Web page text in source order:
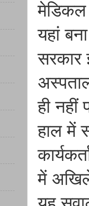
मेडिकल
यहां
सरकार
ही
हाल में
में